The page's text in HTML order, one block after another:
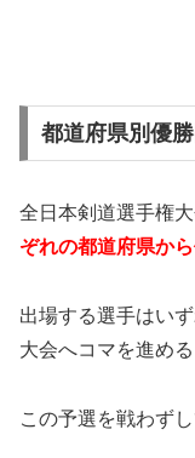
都道府県別優
全日本剣道選手権
ぞれの都道府県か
出場する選手はい
大会へコマを進め
この予選を戦わず